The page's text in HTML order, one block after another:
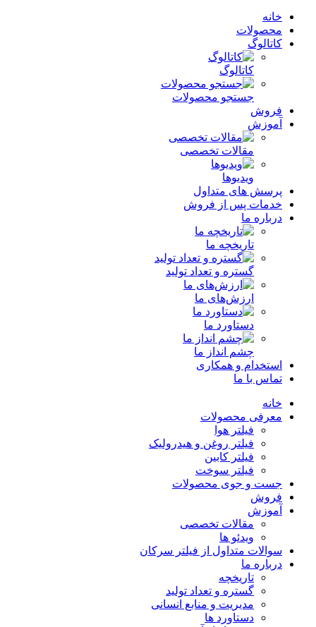
خانه
محصولات
کاتالوگ
کاتالوگ
جستجو محصولات
فروش
آموزش
مقالات تخصصی
ویدیوها
پرسش های متداول
خدمات پس از فروش
درباره ما
تاریخچه ما
گستره و تعداد تولید
ارزش‌های ما
دستاورد ما
چشم انداز ما
استخدام و همکاری
تماس با ما
خانه
معرفی محصولات
فیلتر هوا
فیلتر روغن و هیدرولیک
فیلتر کابین
فیلتر سوخت
جست و جوی محصولات
فروش
آموزش
مقالات تخصصی
ویدئو ها
سوالات متداول از فیلتر سرکان
درباره ما
تاریخچه
گستره و تعداد تولید
مدیریت و منابع انسانی
دستاورد ها